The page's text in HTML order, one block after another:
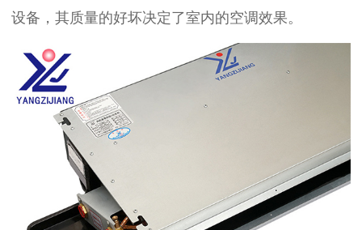
设备，其质量的好坏决定了室内的空调效果。